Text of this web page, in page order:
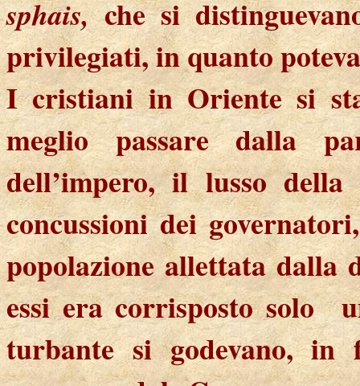
sphais,che si
privilegiati, in quanto
I cristiani in Oriente si
meglio passare dalla
dell’impero, il lusso
concussioni dei
popolazione allettata dalla
essi era corrisposto solo
turbante si godevano,